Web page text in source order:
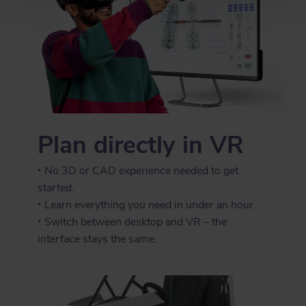
Plan directly in VR
‣ No 3D or CAD experience needed to get
started.
‣ Learn everything you need in under an hour.
‣ Switch between desktop and VR – the
interface stays the same.